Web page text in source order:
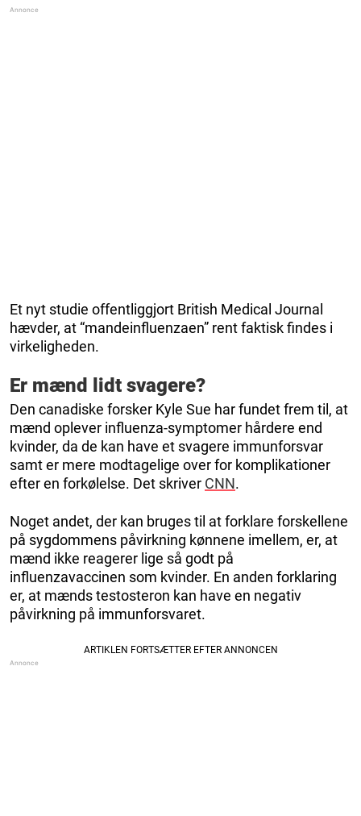
Et nyt studie offentliggjort British Medical Journal
hævder, at “mandeinfluenzaen” rent faktisk findes i
virkeligheden.
Er mænd lidt svagere?
Den canadiske forsker Kyle Sue har fundet frem til, at
mænd oplever influenza-symptomer hårdere end
kvinder, da de kan have et svagere immunforsvar
samt er mere modtagelige over for komplikationer
efter en forkølelse. Det skriver CNN.
Noget andet, der kan bruges til at forklare forskellene
på sygdommens påvirkning kønnene imellem, er, at
mænd ikke reagerer lige så godt på
influenzavaccinen som kvinder. En anden forklaring
er, at mænds testosteron kan have en negativ
påvirkning på immunforsvaret.